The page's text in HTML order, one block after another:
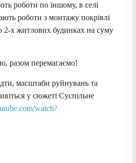
роботи по іншому, в селі
роботи з монтажу покрівлі
2-х житлових будинках на суму
разом перемагаємо!
масштаби руйнувань та
у сюжеті Суспільне
watch?